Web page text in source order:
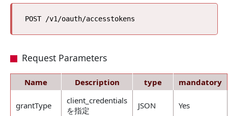
Request Parameters
Name Description type mandatory
grantType
client_credentials
を指定
JSON Yes